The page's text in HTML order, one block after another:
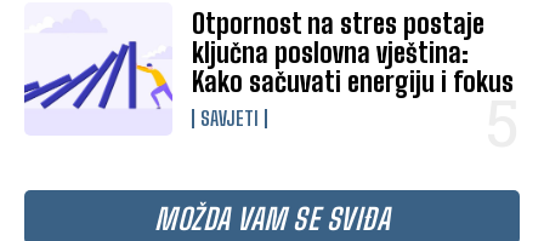
Otpornost na stres postaje
ključna poslovna vještina:
Kako sačuvati energiju i fokus
SAVJETI
MOŽDA VAM SE SVIĐA